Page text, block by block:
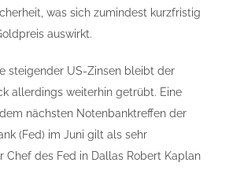
was sich zumindest kurzfristig
auswirkt.
steigender US-Zinsen bleibt der
allerdings weiterhin getrübt. Eine
nächsten Notenbanktreffen der
(Fed) im Juni gilt als sehr
Chef des Fed in Dallas Robert Kaplan